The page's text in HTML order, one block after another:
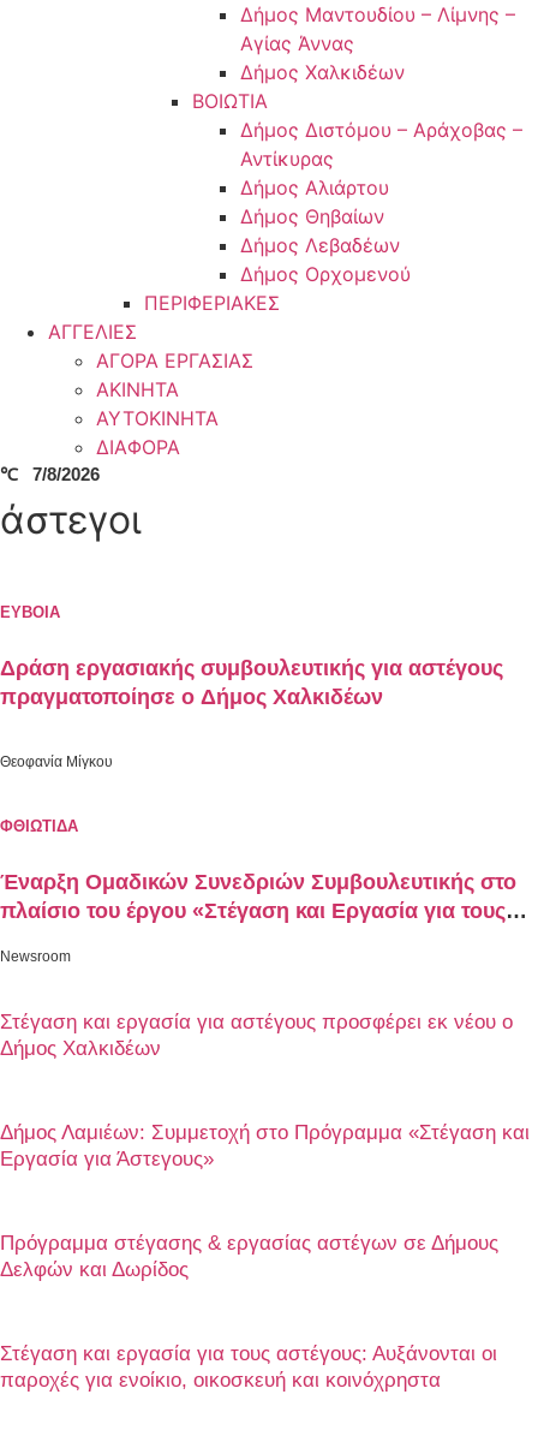
Δήμος Μαντουδίου – Λίμνης –
Αγίας Άννας
Δήμος Χαλκιδέων
ΒΟΙΩΤΙΑ
Δήμος Διστόμου – Αράχοβας –
Αντίκυρας
Δήμος Αλιάρτου
Δήμος Θηβαίων
Δήμος Λεβαδέων
Δήμος Ορχομενού
ΠΕΡΙΦΕΡΙΑΚΕΣ
ΑΓΓΕΛΙΕΣ
ΑΓΟΡΑ ΕΡΓΑΣΙΑΣ
ΑΚΙΝΗΤΑ
ΑΥΤΟΚΙΝΗΤΑ
ΔΙΑΦΟΡΑ
℃ 7/8/2026
άστεγοι
ΕΥΒΟΙΑ
Δράση εργασιακής συμβουλευτικής για αστέγους
πραγματοποίησε ο Δήμος Χαλκιδέων
Θεοφανία Μίγκου
ΦΘΙΩΤΙΔΑ
Έναρξη Ομαδικών Συνεδριών Συμβουλευτικής στο
πλαίσιο του έργου «Στέγαση και Εργασία για τους
Newsroom
Στέγαση και εργασία για αστέγους προσφέρει εκ νέου ο
Δήμος Χαλκιδέων
Δήμος Λαμιέων: Συμμετοχή στο Πρόγραμμα «Στέγαση και
Εργασία για Άστεγους»
Πρόγραμμα στέγασης & εργασίας αστέγων σε Δήμους
Δελφών και Δωρίδος
Στέγαση και εργασία για τους αστέγους: Αυξάνονται οι
παροχές για ενοίκιο, οικοσκευή και κοινόχρηστα